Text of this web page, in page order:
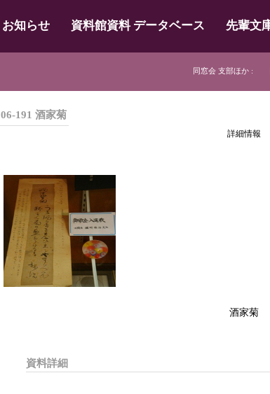
お知らせ 資料館資料 データベース 先輩文
同窓会 支部ほか :
06-191 酒家菊
詳細情報
酒家菊
資料詳細